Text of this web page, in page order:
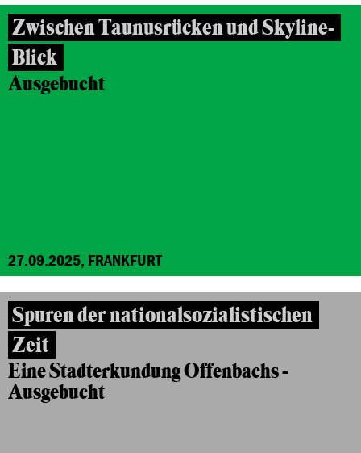
Zwischen Taunusrücken und Skyline-
Blick
Ausgebucht
27.09.2025, FRANKFURT
Spuren der nationalsozialistischen
Zeit
Eine Stadterkundung Offenbachs -
Ausgebucht